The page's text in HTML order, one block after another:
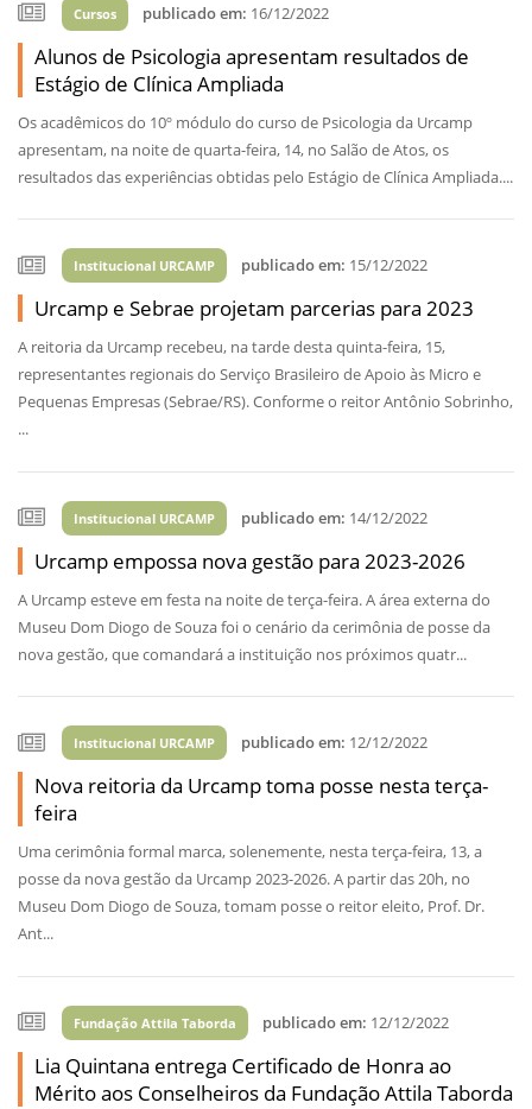
Cursos publicado em: 16/12/2022
Alunos de Psicologia apresentam resultados de
Estágio de Clínica Ampliada
Os acadêmicos do 10º módulo do curso de Psicologia da Urcamp
apresentam, na noite de quarta-feira, 14, no Salão de Atos, os
resultados das experiências obtidas pelo Estágio de Clínica Ampliada....
Institucional URCAMP publicado em: 15/12/2022
Urcamp e Sebrae projetam parcerias para 2023
A reitoria da Urcamp recebeu, na tarde desta quinta-feira, 15,
representantes regionais do Serviço Brasileiro de Apoio às Micro e
Pequenas Empresas (Sebrae/RS). Conforme o reitor Antônio Sobrinho,
...
Institucional URCAMP publicado em: 14/12/2022
Urcamp empossa nova gestão para 2023-2026
A Urcamp esteve em festa na noite de terça-feira. A área externa do
Museu Dom Diogo de Souza foi o cenário da cerimônia de posse da
nova gestão, que comandará a instituição nos próximos quatr...
Institucional URCAMP publicado em: 12/12/2022
Nova reitoria da Urcamp toma posse nesta terça-
feira
Uma cerimônia formal marca, solenemente, nesta terça-feira, 13, a
posse da nova gestão da Urcamp 2023-2026. A partir das 20h, no
Museu Dom Diogo de Souza, tomam posse o reitor eleito, Prof. Dr.
Ant...
Fundação Attila Taborda publicado em: 12/12/2022
Lia Quintana entrega Certificado de Honra ao
Mérito aos Conselheiros da Fundação Attila Taborda